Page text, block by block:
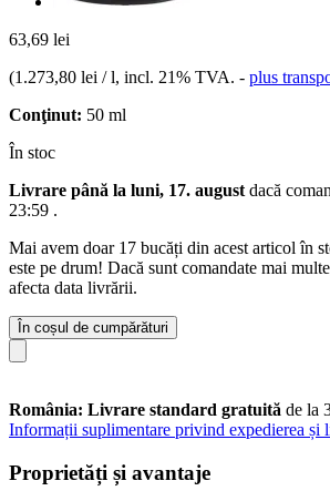
63,69 lei
(1.273,80 lei / l, incl. 21% TVA. - plus
Conţinut: 50 ml
În stoc
Livrare până la luni, 17. august dacă
23:59 .
Mai avem doar 17 bucăți din acest articol în
este pe drum! Dacă sunt comandate mai
afecta data livrării.
În coșul de cumpărături
România: Livrare standard gratuită de la
Informații suplimentare privind expedierea și
Proprietăți și avantaje